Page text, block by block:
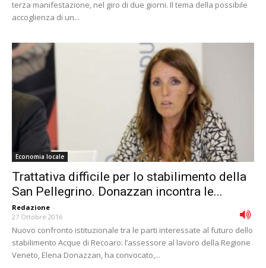
terza manifestazione, nel giro di due giorni. Il tema della possibile
accoglienza di un...
Economia locale
Trattativa difficile per lo stabilimento della
San Pellegrino. Donazzan incontra le...
Redazione -
27 Ottobre 2016
Nuovo confronto istituzionale tra le parti interessate al futuro dello
stabilimento Acque di Recoaro: l’assessore al lavoro della Regione
Veneto, Elena Donazzan, ha convocato,...